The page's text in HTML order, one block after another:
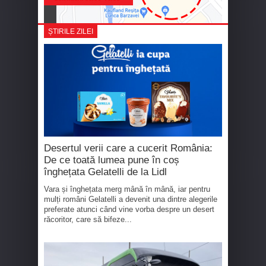
ȘTIRILE ZILEI
Desertul verii care a cucerit România:
De ce toată lumea pune în coș
înghețata Gelatelli de la Lidl
Vara și înghețata merg mână în mână, iar pentru
mulți români Gelatelli a devenit una dintre alegerile
preferate atunci când vine vorba despre un desert
răcoritor, care să bifeze...